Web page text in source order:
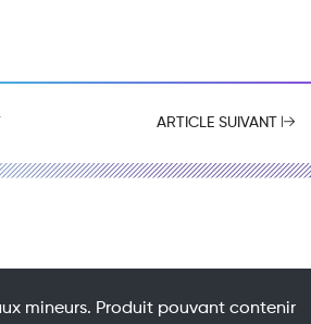
ARTICLE SUIVANT
mineurs. Produit pouvant contenir